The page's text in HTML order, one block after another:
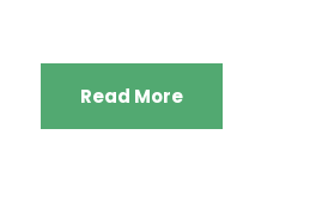
Read More